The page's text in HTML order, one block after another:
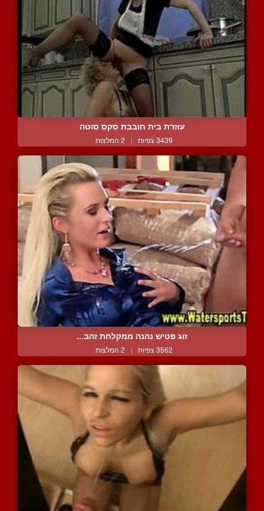
עוזרת בית חובבת סקס סוטה
3439 צפיות | 2 המלצות
זוג פטיש נהנה ממקלחת זהב...
3562 צפיות | 2 המלצות